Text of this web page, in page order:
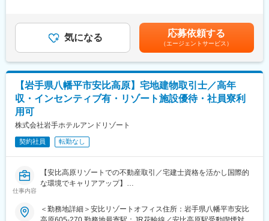
■1day選考会：
配属予定支店にて【職場見学（先輩社員の営業に同行）と支店長
理解を深めたうえで入社判断をいただけます。
■サポート体制：
◇スキルアップ研修：年間100時間（毎日30分）
■当社について：
る東証プライム上場の総合建設企業です。
◎評価が明確で年収もしっかりUP！
（年収例）35歳550万円（入社5年目）／45歳700万円（入社9年
目）
◎面接にお越しいただき「面接官の印象」「会社の雰囲気」で意
思決定いただいた方多数！
ただいております！
当社で施工した注文住宅のアフターメンテナンス職をお任せしま
■職務内容：
同社では、お客様に安心して長く住み続けていただけるよう、最
基本的に1名で、担当エリアの定期点検をお任せします。
エリアごとで業務分担されており、社用車にて月間30件前後対応
＞※給与詳細は前職の実績・経験・年収等を考慮し決定■賞与：年
2回（3月、9月）※個人の実績による／45歳700万円（入社9年
目）■資格取得一時金あり：入社後に業務で必要な資格を取得した
方には、祝い金を支給賃金はあくまでも目安の金額であり、選考
を通じて上下する可能性があります。月給(月額)は固定手当を含め
た表記です。
気になる 応募依頼する
（エージェントサービス）
【岩手県八幡平市安比高原】宅地建物取引士／高年
収・インセンティブ有・リゾート施設優待・社員寮利
用可
株式会社岩手ホテルアンドリゾート
契約社員 転勤なし
仕事内容
【安比高原リゾートでの不動産取引／宅建士資格を活かし国際的
な環境でキャリアアップ】
当社が運営する安比高原リゾートにおいて、不動産取引全般を担
当していただきます。宅地建物取引士の専門知識を活かし、国内
＜勤務地詳細＞安比リゾートオフィス住所：岩手県八幡平市安比